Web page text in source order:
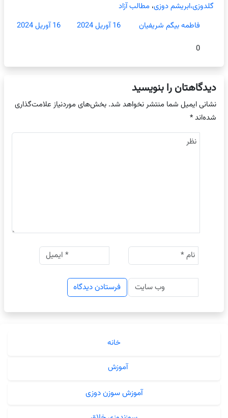
گلدوزی،ابریشم دوزی،مطالب آزاد
فاطمه بیگم شریفیان
16 آوریل 2024
16 آوریل 2024
0
دیدگاهتان را بنویسید
نشانی ایمیل شما منتشر نخواهد شد. بخش‌های موردنیاز علامت‌گذاری
شده‌اند*
خانه
آموزش
آموزش سوزن دوزی